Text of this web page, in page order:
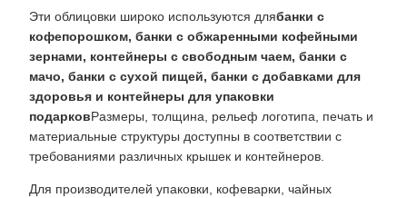
Эти облицовки широко используются длябанки с
кофепорошком, банки с обжаренными кофейными
зернами, контейнеры с свободным чаем, банки с
мачо, банки с сухой пищей, банки с добавками для
здоровья и контейнеры для упаковки
подарковРазмеры, толщина, рельеф логотипа, печать и
материальные структуры доступны в соответствии с
требованиями различных крышек и контейнеров.
Для производителей упаковки, кофеварки, чайных